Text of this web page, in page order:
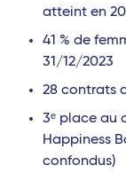
atteint en
41 % de
31/12/2023
28 contrats
3ᵉ place au
Happiness
confondus)